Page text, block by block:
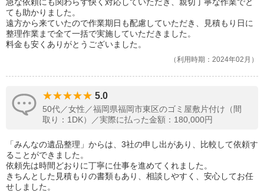
ても助かりました。
遠方から来ていたので作業期日も配慮していただき、見積もり日に
整理作業まで全て一括で実施していただきました。
料金も安くありがとうございました。
利用時期：2024年02月
5.0
50代／女性／福岡県福岡市東区のゴミ屋敷片付け（間
取り：1DK）／実際に払った金額：180,000円
「みんなの遺品整理」からは、3社の申し出があり、比較して依頼す
ることができました。
依頼先は時間どおりに丁寧に仕事を進めてくれました。
きちんとした見積もりの書類もあり、相談しやすく、安心してお任
せしました。